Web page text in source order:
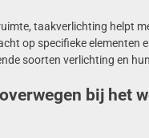
taakverlichting helpt
op specifieke elementen
soorten verlichting en
bij het